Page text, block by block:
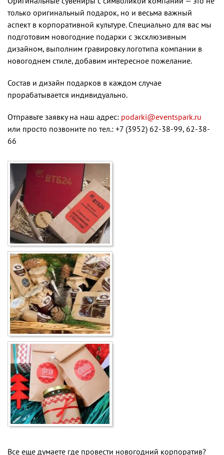
только оригинальный подарок, но и весьма важный
аспект в корпоративной культуре. Специально для вас мы
подготовим новогодние подарки с эксклюзивным
дизайном, выполним гравировку логотипа компании в
новогоднем стиле, добавим интересное пожелание.
Состав и дизайн подарков в каждом случае
прорабатывается индивидуально.
Отправьте заявку на наш адрес: podarki@eventspark.ru
или просто позвоните по тел.: +7 (3952) 62-38-99, 62-38-
66
Все еще думаете где провести новогодний корпоратив?